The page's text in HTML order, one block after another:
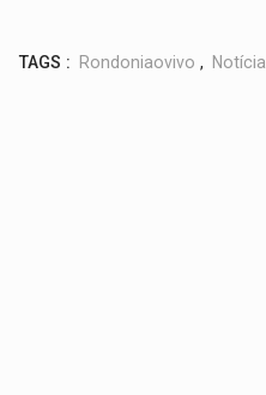
TAGS : Rondoniaovivo , Notícia